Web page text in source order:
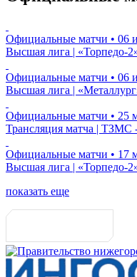
Официальные матчи • 06
Высшая лига | «Торпедо-
Официальные матчи • 06
Высшая лига |
Официальные матчи • 25
Трансляция матча | ТЗМС
Официальные матчи • 17
Высшая лига | «Торпедо-
показать еще